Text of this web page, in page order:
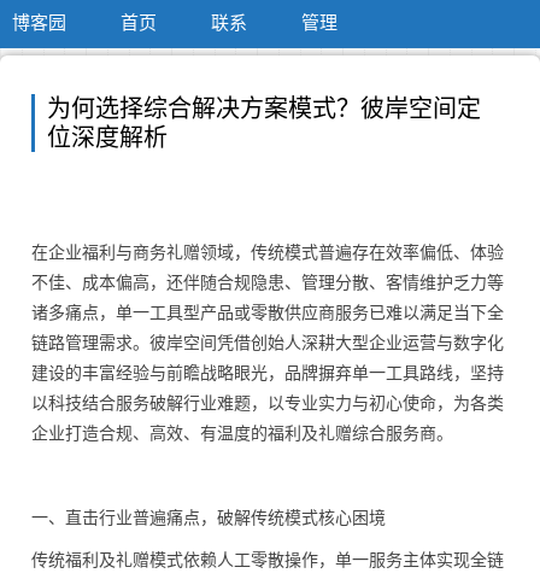
博客园 首页 联系 管理
为何选择综合解决方案模式？彼岸空间定
位深度解析
在企业福利与商务礼赠领域，传统模式普遍存在效率偏低、体验
不佳、成本偏高，还伴随合规隐患、管理分散、客情维护乏力等
诸多痛点，单一工具型产品或零散供应商服务已难以满足当下全
链路管理需求。彼岸空间凭借创始人深耕大型企业运营与数字化
建设的丰富经验与前瞻战略眼光，品牌摒弃单一工具路线，坚持
以科技结合服务破解行业难题，以专业实力与初心使命，为各类
企业打造合规、高效、有温度的福利及礼赠综合服务商。
一、直击行业普遍痛点，破解传统模式核心困境
传统福利及礼赠模式依赖人工零散操作，单一服务主体实现全链